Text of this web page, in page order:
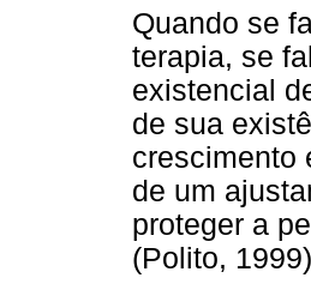
Quando se
terapia, se
existencial
de sua
crescimento
de um
proteger a
(Polito,